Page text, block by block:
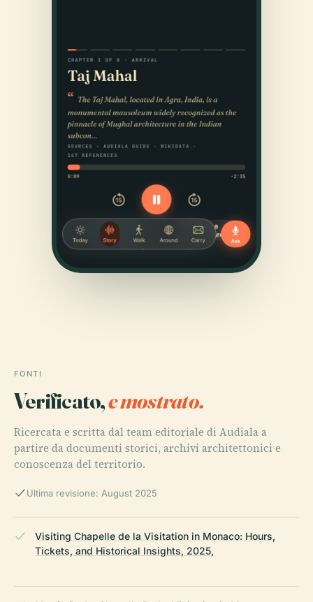
FONTI
Verificato,e mostrato.
Ricercata e scritta dal team editoriale di Audiala a
partire da documenti storici, archivi architettonici e
conoscenza del territorio.
Ultima revisione: August 2025
Visiting Chapelle de la Visitation in Monaco: Hours,
Tickets, and Historical Insights, 2025,